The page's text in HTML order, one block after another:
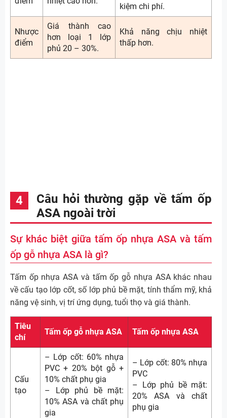
kiệm chi phí.
Nhược
điểm
Giá thành cao
hơn loại 1 lớp
phủ 20 – 30%.
Khả năng chịu nhiệt
thấp hơn.
Câu hỏi thường gặp về tấm ốp
ASA ngoài trời
Sự khác biệt giữa tấm ốp nhựa ASA và tấm
ốp gỗ nhựa ASA là gì?
Tấm ốp nhựa ASA và tấm ốp gỗ nhựa ASA khác nhau
về cấu tạo lớp cốt, số lớp phủ bề mặt, tính thẩm mỹ, khả
năng vệ sinh, vị trí ứng dụng, tuổi thọ và giá thành.
Tiêu
chí
Tấm ốp gỗ nhựa ASA Tấm ốp nhựa ASA
Cấu
tạo
– Lớp cốt: 60% nhựa
PVC + 20% bột gỗ +
10% chất phụ gia
– Lớp phủ bề mặt:
10% ASA và chất phụ
gia
– Lớp cốt: 80% nhựa
PVC
– Lớp phủ bề mặt:
20% ASA và chất
phụ gia